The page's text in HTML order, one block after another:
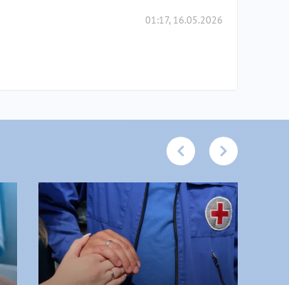
01:17, 16.05.2026